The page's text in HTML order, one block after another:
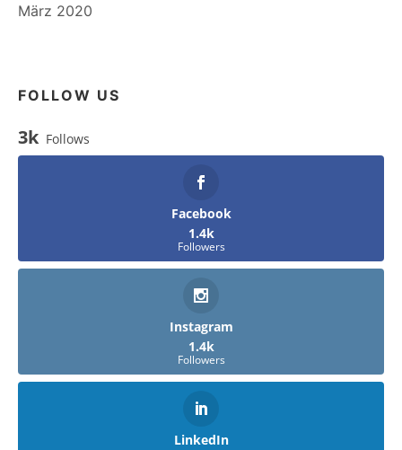
März 2020
FOLLOW US
3k Follows
Facebook
1.4k
Followers
Instagram
1.4k
Followers
LinkedIn